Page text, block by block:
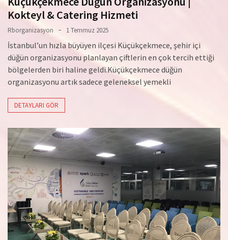
Kokteyl & Catering Hizmeti
Rborganizasyon 1 Temmuz 2025
İstanbul’un hızla büyüyen ilçesi Küçükçekmece, şehir içi
düğün organizasyonu planlayan çiftlerin en çok tercih ettiği
bölgelerden biri haline geldi.Küçükçekmece düğün
organizasyonu artık sadece geleneksel yemekli
DETAYLARI GÖR